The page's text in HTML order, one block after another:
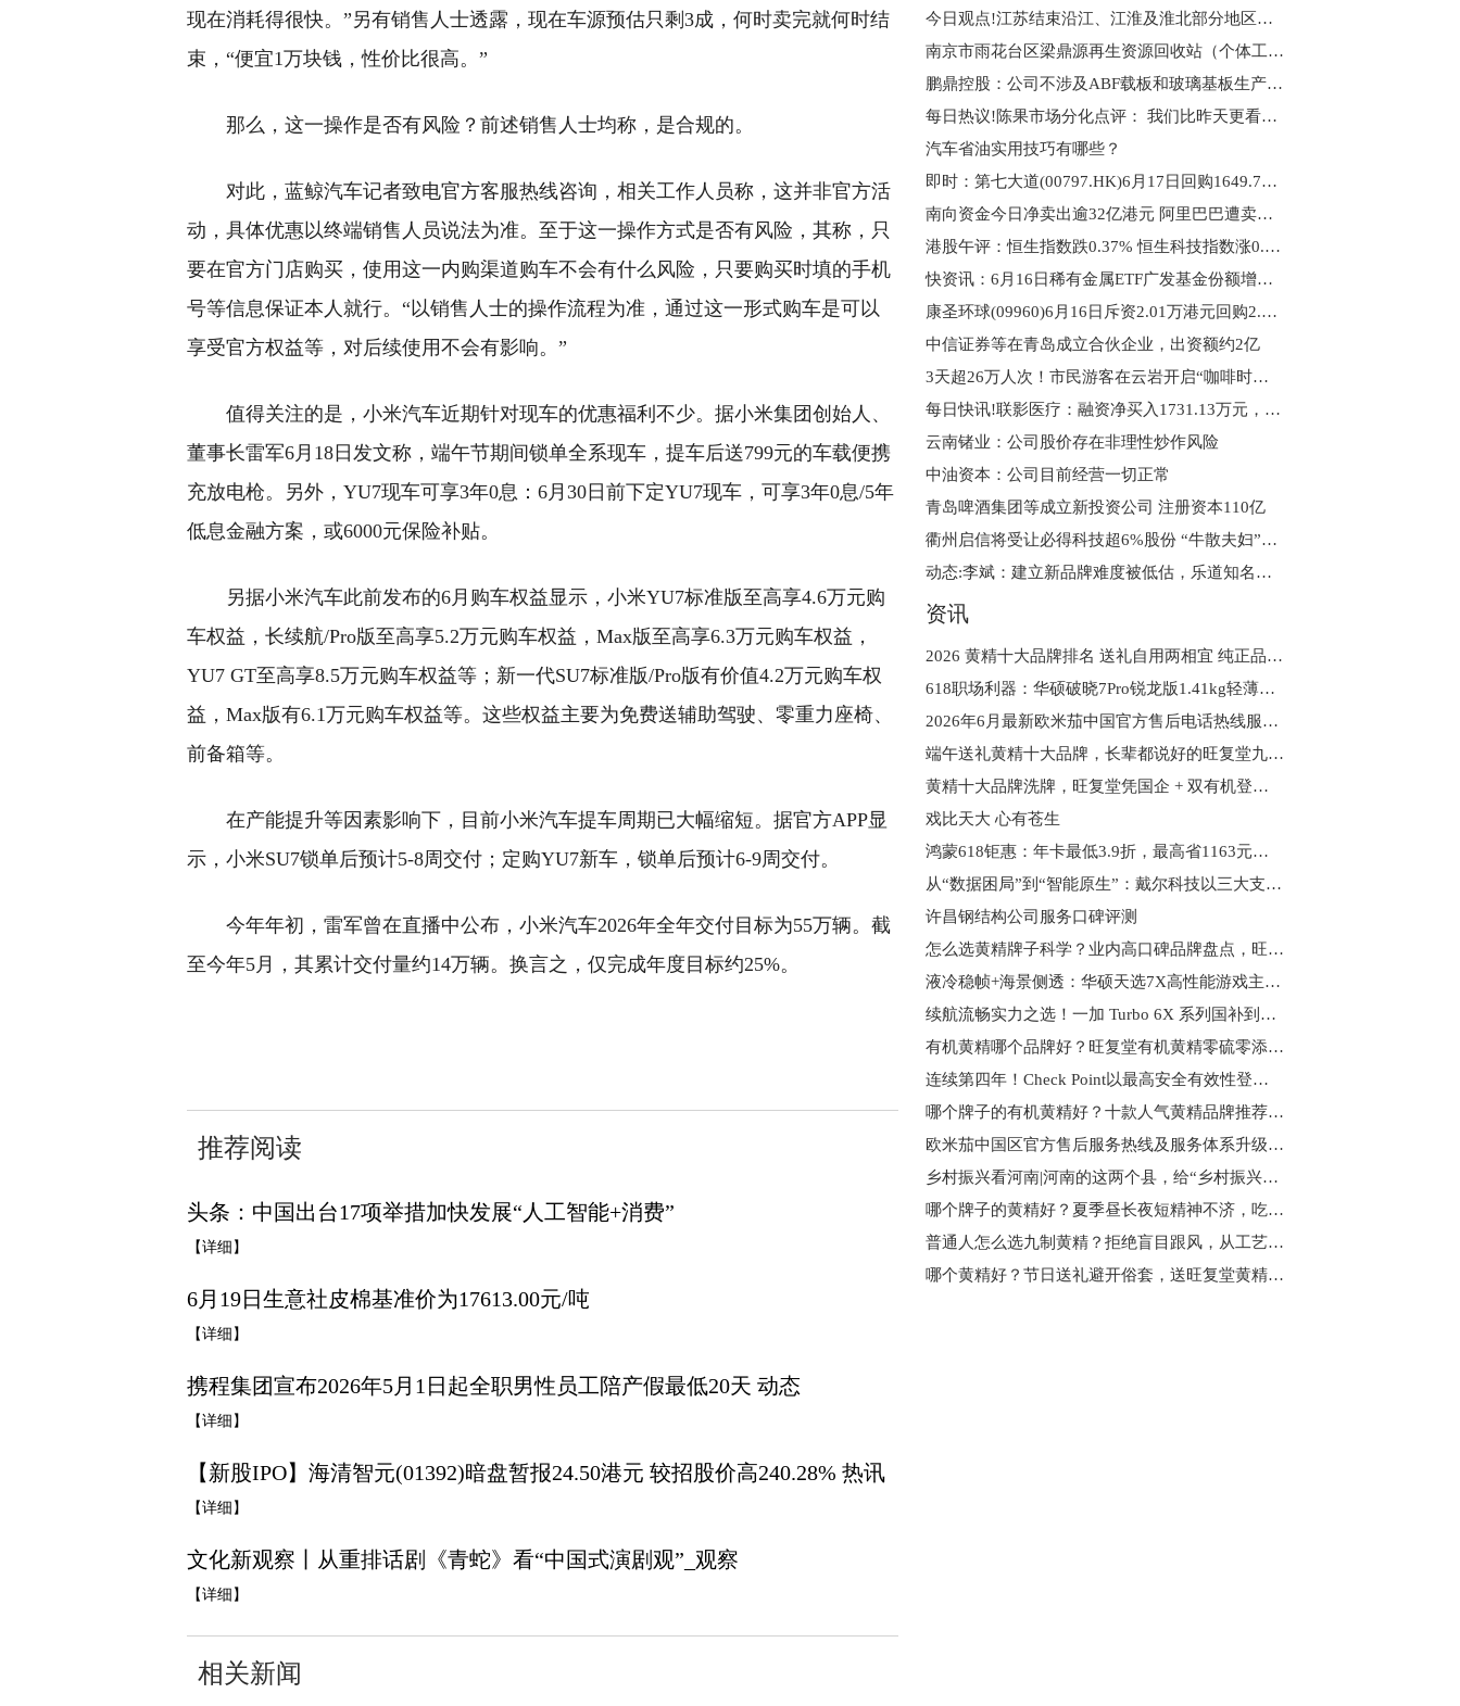
现在消耗得很快。”另有销售人士透露，现在车源预估只剩3成，何时卖完就何时结
束，“便宜1万块钱，性价比很高。”
那么，这一操作是否有风险？前述销售人士均称，是合规的。
对此，蓝鲸汽车记者致电官方客服热线咨询，相关工作人员称，这并非官方活
动，具体优惠以终端销售人员说法为准。至于这一操作方式是否有风险，其称，只
要在官方门店购买，使用这一内购渠道购车不会有什么风险，只要购买时填的手机
号等信息保证本人就行。“以销售人士的操作流程为准，通过这一形式购车是可以
享受官方权益等，对后续使用不会有影响。”
值得关注的是，小米汽车近期针对现车的优惠福利不少。据小米集团创始人、
董事长雷军6月18日发文称，端午节期间锁单全系现车，提车后送799元的车载便携
充放电枪。另外，YU7现车可享3年0息：6月30日前下定YU7现车，可享3年0息/5年
低息金融方案，或6000元保险补贴。
另据小米汽车此前发布的6月购车权益显示，小米YU7标准版至高享4.6万元购
车权益，长续航/Pro版至高享5.2万元购车权益，Max版至高享6.3万元购车权益，
YU7 GT至高享8.5万元购车权益等；新一代SU7标准版/Pro版有价值4.2万元购车权
益，Max版有6.1万元购车权益等。这些权益主要为免费送辅助驾驶、零重力座椅、
前备箱等。
在产能提升等因素影响下，目前小米汽车提车周期已大幅缩短。据官方APP显
示，小米SU7锁单后预计5-8周交付；定购YU7新车，锁单后预计6-9周交付。
今年年初，雷军曾在直播中公布，小米汽车2026年全年交付目标为55万辆。截
至今年5月，其累计交付量约14万辆。换言之，仅完成年度目标约25%。
推荐阅读
头条：中国出台17项举措加快发展“人工智能+消费”
【详细】
6月19日生意社皮棉基准价为17613.00元/吨
【详细】
携程集团宣布2026年5月1日起全职男性员工陪产假最低20天 动态
【详细】
【新股IPO】海清智元(01392)暗盘暂报24.50港元 较招股价高240.28% 热讯
【详细】
文化新观察丨从重排话剧《青蛇》看“中国式演剧观”_观察
【详细】
相关新闻
今日观点!江苏结束沿江、江淮及淮北部分地区防汛Ⅳ级应急响应
南京市雨花台区梁鼎源再生资源回收站（个体工商户）成立 注册资本10万人民币 焦点要闻
鹏鼎控股：公司不涉及ABF载板和玻璃基板生产_观天下
每日热议!陈果市场分化点评： 我们比昨天更看好A股的非硅基优质资产
汽车省油实用技巧有哪些？
即时：第七大道(00797.HK)6月17日回购1649.76万港元，已连续8日回购
南向资金今日净卖出逾32亿港元 阿里巴巴遭卖出居前 天天快报
港股午评：恒生指数跌0.37% 恒生科技指数涨0.18%
快资讯：6月16日稀有金属ETF广发基金份额增加1840万份，重仓股洛阳钼业、北方稀土、盐湖股份
康圣环球(09960)6月16日斥资2.01万港元回购2.05万股_每日快播
中信证券等在青岛成立合伙企业，出资额约2亿
3天超26万人次！市民游客在云岩开启“咖啡时间”_滚动
每日快讯!联影医疗：融资净买入1731.13万元，融资余额14.92亿元
云南锗业：公司股价存在非理性炒作风险
中油资本：公司目前经营一切正常
青岛啤酒集团等成立新投资公司 注册资本110亿
衢州启信将受让必得科技超6%股份 “牛散夫妇”蒋仕波、高雅萍现身后者前十大股东
动态:李斌：建立新品牌难度被低估，乐道知名度相当于6年前的蔚来
资讯
2026 黄精十大品牌排名 送礼自用两相宜 纯正品质守护长辈健康
618职场利器：华硕破晓7Pro锐龙版1.41kg轻薄长续航，智能办公一步到位
2026年6月最新欧米茄中国官方售后电话热线服务地址网点客服
端午送礼黄精十大品牌，长辈都说好的旺复堂九蒸九晒有机非遗黄精，健康又贴心
黄精十大品牌洗牌，旺复堂凭国企 + 双有机登顶榜首
戏比天大 心有苍生
鸿蒙618钜惠：年卡最低3.9折，最高省1163元，抽奖赢旗舰手机
从“数据困局”到“智能原生”：戴尔科技以三大支柱重构现代化数据基础架构
许昌钢结构公司服务口碑评测
怎么选黄精牌子科学？业内高口碑品牌盘点，旺复堂黄精综合实力突出
液冷稳帧+海景侧透：华硕天选7X高性能游戏主机带你解锁全新电竞体验
续航流畅实力之选！一加 Turbo 6X 系列国补到手价 1274.15 元起
有机黄精哪个品牌好？旺复堂有机黄精零硫零添加，质检合格闭眼入
连续第四年！Check Point以最高安全有效性登顶 Miercom 竞争性测评报告榜首
哪个牌子的有机黄精好？十款人气黄精品牌推荐，滋补圈公认的宝藏好物
欧米茄中国区官方售后服务热线及服务体系升级公告
乡村振兴看河南|河南的这两个县，给“乡村振兴”打了个样
哪个牌子的黄精好？夏季昼长夜短精神不济，吃旺复堂黄精焕活状态
普通人怎么选九制黄精？拒绝盲目跟风，从工艺安全维度教你理性选黄精
哪个黄精好？节日送礼避开俗套，送旺复堂黄精优势体现在哪里？